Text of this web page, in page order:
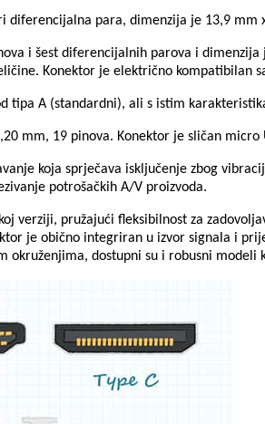
para, dimenzija je 13,9
i šest diferencijalnih parova i
Konektor je električno kompatibilan
tipa A (standardni), ali s istim
mm, 19 pinova. Konektor je sličan
koja sprječava isključenje zbog
potrošačkih A/V proizvoda.
verziji, pružajući fleksibilnost za
je obično integriran u izvor signala i
okruženjima, dostupni su i robusni